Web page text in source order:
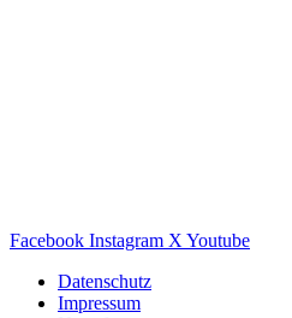
Facebook Instagram X Youtube
Datenschutz
Impressum